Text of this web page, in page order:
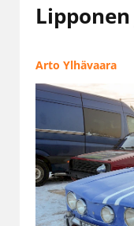
Arto Ylhävaara